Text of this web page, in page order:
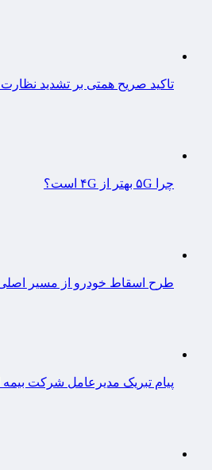
تاکید صریح همتی بر تشدید نظارت
چرا ۵G بهتر از ۴G است؟
طرح اسقاط خودرو از مسیر
پیام تبریک مدیرعامل شرکت بیمه